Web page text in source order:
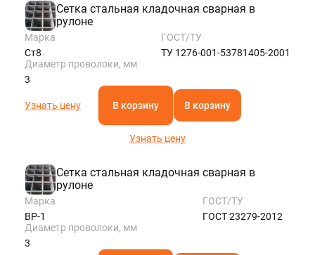
Сетка стальная кладочная сварная в
рулоне
Марка
Ст8
ГОСТ/ТУ
ТУ 1276-001-53781405-2001
Диаметр проволоки, мм
3
Узнать цену В корзину В корзину
Узнать цену
Сетка стальная кладочная сварная в
рулоне
Марка
ВР-1
ГОСТ/ТУ
ГОСТ 23279-2012
Диаметр проволоки, мм
3